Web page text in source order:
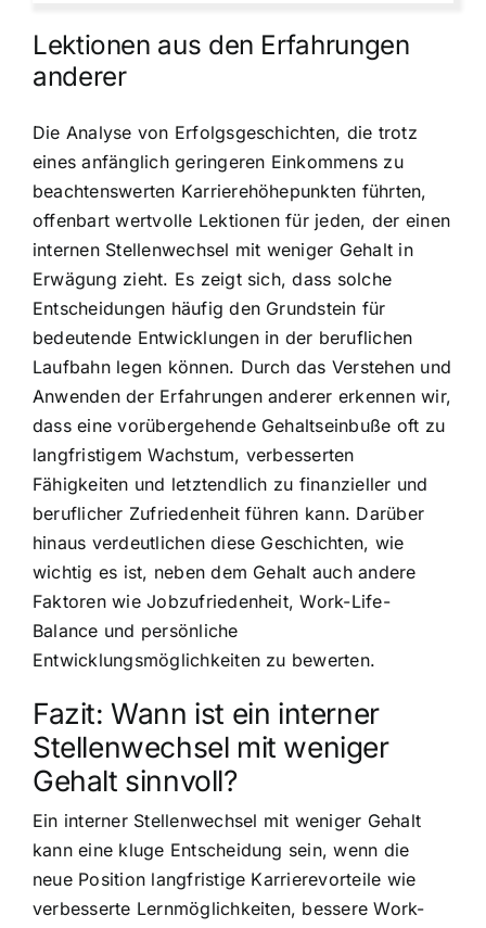
Lektionen aus den Erfahrungen
anderer
Die Analyse von Erfolgsgeschichten, die trotz
eines anfänglich geringeren Einkommens zu
beachtenswerten Karrierehöhepunkten führten,
offenbart wertvolle Lektionen für jeden, der einen
internen Stellenwechsel mit weniger Gehalt in
Erwägung zieht. Es zeigt sich, dass solche
Entscheidungen häufig den Grundstein für
bedeutende Entwicklungen in der beruflichen
Laufbahn legen können. Durch das Verstehen und
Anwenden der Erfahrungen anderer erkennen wir,
dass eine vorübergehende Gehaltseinbuße oft zu
langfristigem Wachstum, verbesserten
Fähigkeiten und letztendlich zu finanzieller und
beruflicher Zufriedenheit führen kann. Darüber
hinaus verdeutlichen diese Geschichten, wie
wichtig es ist, neben dem Gehalt auch andere
Faktoren wie Jobzufriedenheit, Work-Life-
Balance und persönliche
Entwicklungsmöglichkeiten zu bewerten.
Fazit: Wann ist ein interner
Stellenwechsel mit weniger
Gehalt sinnvoll?
Ein interner Stellenwechsel mit weniger Gehalt
kann eine kluge Entscheidung sein, wenn die
neue Position langfristige Karrierevorteile wie
verbesserte Lernmöglichkeiten, bessere Work-